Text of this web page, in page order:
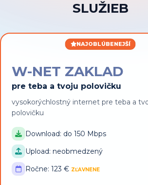
SLUŽIEB
NAJOBLÚBENEJŠÍ
W-NET ZAKLAD
pre teba a tvoju polovičku
vysokorýchlostný internet pre teba a
polovičku
Download: do 150 Mbps
Upload: neobmedzený
Ročne: 123 € ZĽAVNENE